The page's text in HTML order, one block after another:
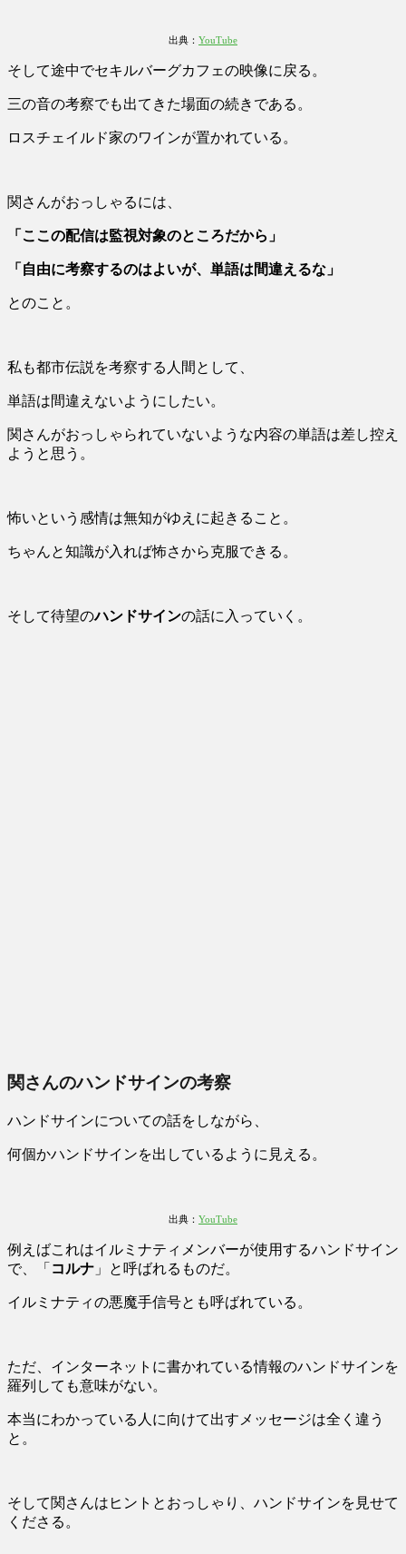
出典： YouTube
そして途中でセキルバーグカフェの映像に戻る。
三の音の考察でも出てきた場面の続きである。
ロスチェイルド家のワインが置かれている。
関さんがおっしゃるには、
「ここの配信は監視対象のところだから」
「自由に考察するのはよいが、単語は間違えるな」
とのこと。
私も都市伝説を考察する人間として、
単語は間違えないようにしたい。
関さんがおっしゃられていないような内容の単語は差し控え
ようと思う。
怖いという感情は無知がゆえに起きること。
ちゃんと知識が入れば怖さから克服できる。
そして待望のハンドサインの話に入っていく。
関さんのハンドサインの考察
ハンドサインについての話をしながら、
何個かハンドサインを出しているように見える。
出典： YouTube
例えばこれはイルミナティメンバーが使用するハンドサイン
で、「 コルナ 」と呼ばれるものだ。
イルミナティの悪魔手信号とも呼ばれている。
ただ、インターネットに書かれている情報のハンドサインを
羅列しても意味がない。
本当にわかっている人に向けて出すメッセージは全く違う
と。
そして関さんはヒントとおっしゃり、ハンドサインを見せて
くださる。